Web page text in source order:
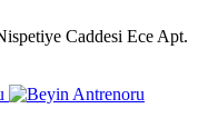
Caddesi Ece Apt.